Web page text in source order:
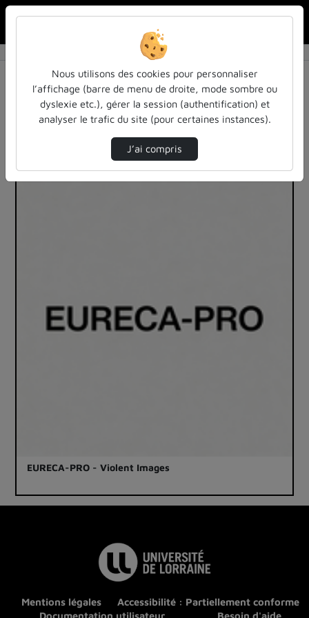
1 vidéo trouvée
Audio Vidéo Statistiques de vues
Direction de tri
00:07:13
EURECA-PRO - Violent Images
Mentions légales
Accessibilité : Partiellement conforme
Nous utilisons des cookies pour personnaliser
l’affichage (barre de menu de droite, mode sombre ou
dyslexie etc.), gérer la session (authentification) et
analyser le trafic du site (pour certaines instances).
J’ai compris